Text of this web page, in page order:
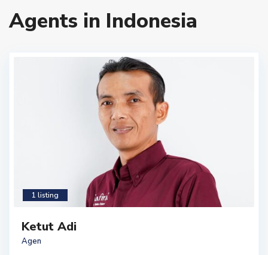
Agents in Indonesia
1 listing
Ketut Adi
Agen